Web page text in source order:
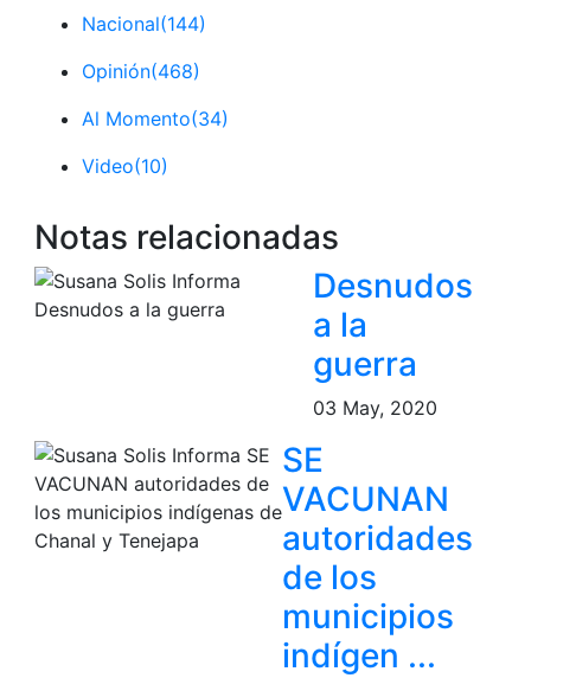
Nacional(144)
Opinión(468)
Al Momento(34)
Video(10)
Notas relacionadas
Desnudos
a la
guerra
03 May, 2020
SE
VACUNAN
autoridades
de los
municipios
indígen ...